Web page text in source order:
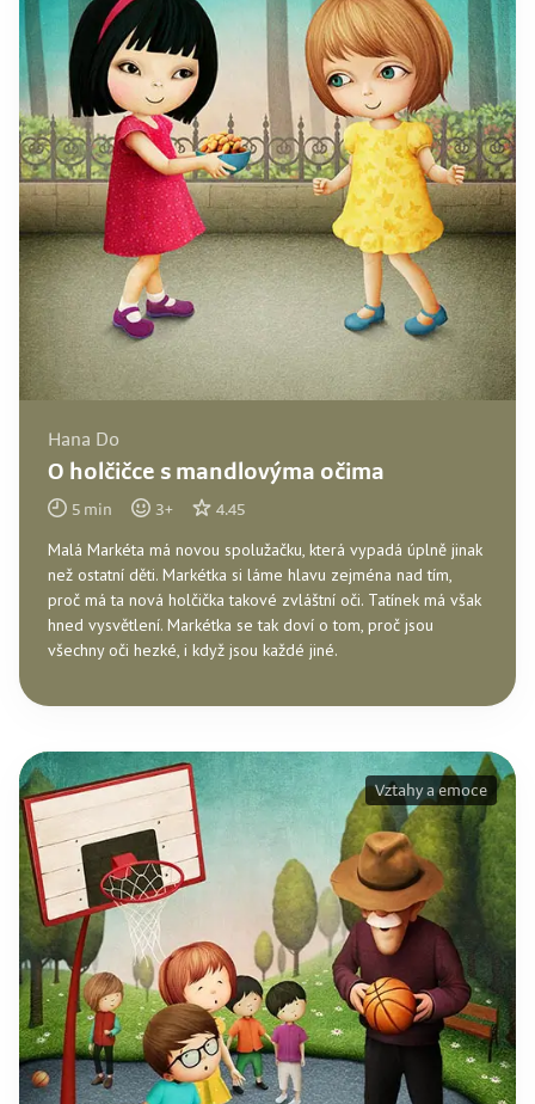
Hana Do
O holčičce s mandlovýma očima
5 min 3+ 4.45
Malá Markéta má novou spolužačku, která vypadá úplně jinak
než ostatní děti. Markétka si láme hlavu zejména nad tím,
proč má ta nová holčička takové zvláštní oči. Tatínek má však
hned vysvětlení. Markétka se tak doví o tom, proč jsou
všechny oči hezké, i když jsou každé jiné.
Vztahy a emoce